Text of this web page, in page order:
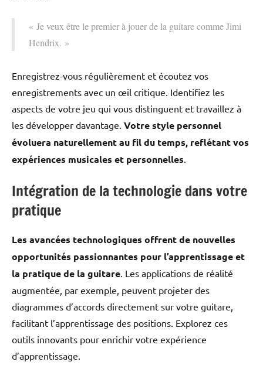
« Je veux être le premier à jouer de la guitare comme Jimi
Hendrix. »
Enregistrez-vous régulièrement et écoutez vos
enregistrements avec un œil critique. Identifiez les
aspects de votre jeu qui vous distinguent et travaillez à
les développer davantage. Votre style personnel
évoluera naturellement au fil du temps, reflétant vos
expériences musicales et personnelles
Intégration de la technologie dans votre
pratique
Les avancées technologiques offrent de nouvelles
opportunités passionnantes pour l’apprentissage et
la pratique de la guitare . Les applications de réalité
augmentée, par exemple, peuvent projeter des
diagrammes d’accords directement sur votre guitare,
facilitant l’apprentissage des positions. Explorez ces
outils innovants pour enrichir votre expérience
d’apprentissage.